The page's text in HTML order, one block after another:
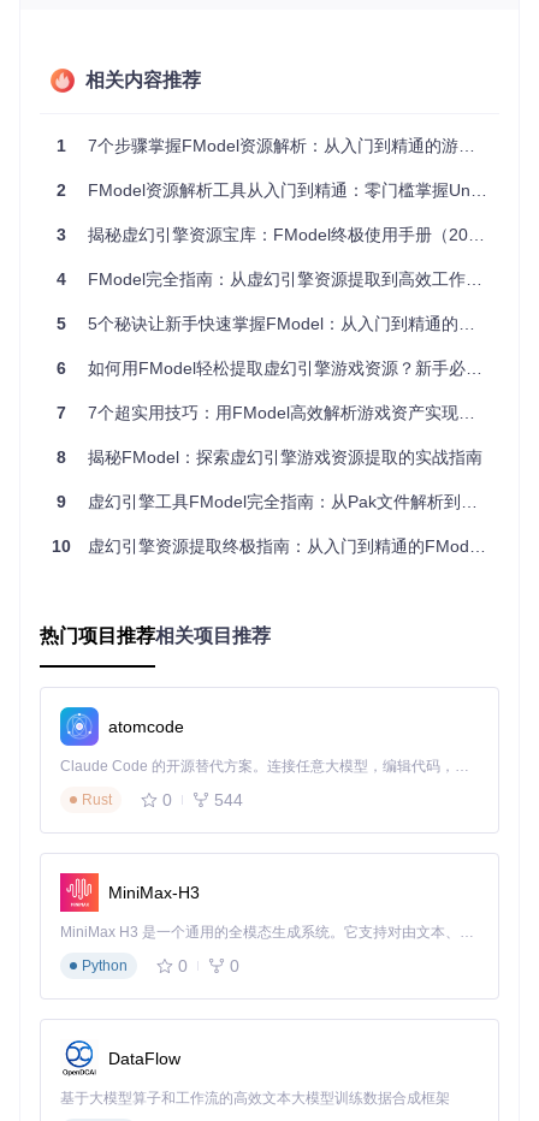
当你需要查看游戏内部资源结构时，FModel的档案解析功能
游戏安装目录中的Paks文件夹，快速解析加密的游戏档案，让
你清晰地看到资源的组织方式和文件结构。
如何使用FModel预览和导出游戏资源
FModel提供了强大的资源预览功能，让你在提取前就能查看3
换，你可以根据需求选择合适的格式，只需简单操作，就能将
FModel的自定义配置功能让你能够根据不同游戏的特点进行
个性化设置。你可以灵活配置游戏路径，管理AES密钥，处理
加密游戏档案，确保资源提取的顺利进行。这些设置不仅提高
了提取效率，也让你能够应对各种复杂的游戏资源提取场景。
实战案例：FModel的三个实用应用场景
案例一：提取游戏角色皮肤
案例二：导出游戏音效资源
批量选择需要导出的音频文件，设置导出格式后完成导出
案例三：游戏MOD制作素材提取
对于MOD制作者来说，FModel是获取素材的好帮手。你可以
D制作提供丰富的素材。只需在FModel中定位到相应的资源目
录，选择需要的文件导出即可。
图：游戏资源提取流程图，展示使用FModel从游戏档案到本
地文件的完整提取过程，包含游戏资源提取、UE引擎等关键
环境配置：三步搭建FModel使用环境
准备工作
确保你的电脑已安装以下组件：
相关内容推荐
1 7个步骤掌握FModel资源解析：从入门到精通的游戏开发应用指南
2 FModel资源解析工具从入门到精通：零门槛掌握Unreal Engine资源提取
3 揭秘虚幻引擎资源宝库：FModel终极使用手册（2025全新版）
4 FModel完全指南：从虚幻引擎资源提取到高效工作流构建
5 5个秘诀让新手快速掌握FModel：从入门到精通的实战指南
6 如何用FModel轻松提取虚幻引擎游戏资源？新手必备的资产提取指南
7 7个超实用技巧：用FModel高效解析游戏资产实现资源提取自由
8 揭秘FModel：探索虚幻引擎游戏资源提取的实战指南
9 虚幻引擎工具FModel完全指南：从Pak文件解析到游戏资产导出
10 虚幻引擎资源提取终极指南：从入门到精通的FModel全面应用
热门项目推荐相关项目推荐
atomcode
Claude Code 的开源替代方案。连接任意大模型，编辑代码，运行命令，自动验证 — 全自动执行。用 Rust 构建，极致性能。 ｜ An open-source alternative to Claude Code. Connect any LLM, edit code, run commands, and verify changes — autonomously. Built in Rust for speed. Get Started
Rust
0 544
MiniMax-H3
MiniMax H3 是一个通用的全模态生成系统。它支持对由文本、图像、视频和音频组成的多模态上下文进行统一理解，并能生成分辨率高达 2K、时长可达 15 秒的带原生立体声音频的视频。得益于面向任务泛化的系统设计，H3 在预训练阶段就已具备广泛的多模态上下文理解与生成能力，能够出色地执行复杂的多模态指令。
Python
0 0
DataFlow
基于大模型算子和工作流的高效文本大模型训练数据合成框架